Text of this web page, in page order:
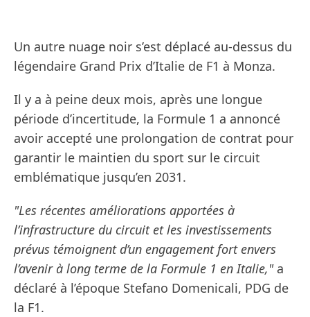
Un autre nuage noir s’est déplacé au-dessus du
légendaire Grand Prix d’Italie de F1 à Monza.
Il y a à peine deux mois, après une longue
période d’incertitude, la Formule 1 a annoncé
avoir accepté une prolongation de contrat pour
garantir le maintien du sport sur le circuit
emblématique jusqu’en 2031.
"Les récentes améliorations apportées à
l’infrastructure du circuit et les investissements
prévus témoignent d’un engagement fort envers
l’avenir à long terme de la Formule 1 en Italie,"a
déclaré à l’époque Stefano Domenicali, PDG de
la F1.